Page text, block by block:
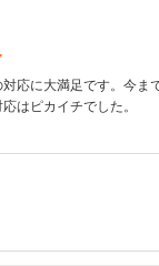
応に大満足です。今ま
はピカイチでした。